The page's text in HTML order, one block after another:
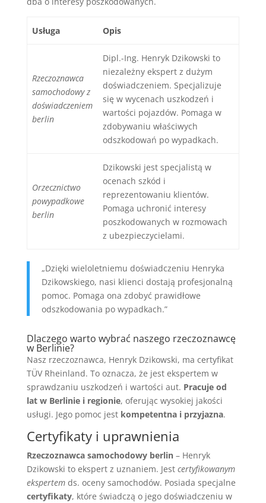
Usługa Opis
Rzeczoznawca
samochodowy z
doświadczeniem
berlin
Dipl.-Ing. Henryk Dzikowski to
niezależny ekspert z dużym
doświadczeniem. Specjalizuje
się w wycenach uszkodzeń i
wartości pojazdów. Pomaga w
zdobywaniu właściwych
odszkodowań po wypadkach.
Orzecznictwo
powypadkowe
berlin
Dzikowski jest specjalistą w
ocenach szkód i
reprezentowaniu klientów.
Pomaga uchronić interesy
poszkodowanych w rozmowach
z ubezpieczycielami.
„Dzięki wieloletniemu doświadczeniu Henryka
Dzikowskiego, nasi klienci dostają profesjonalną
pomoc. Pomaga ona zdobyć prawidłowe
odszkodowania po wypadkach.”
Dlaczego warto wybrać naszego rzeczoznawcę
w Berlinie?
Nasz rzeczoznawca, Henryk Dzikowski, ma certyfikat
TÜV Rheinland. To oznacza, że jest ekspertem w
sprawdzaniu uszkodzeń i wartości aut. Pracuje od
lat w Berlinie i regionie, oferując wysokiej jakości
usługi. Jego pomoc jest kompetentna i przyjazna.
Certyfikaty i uprawnienia
Rzeczoznawca samochodowy berlin– Henryk
Dzikowski to ekspert z uznaniem. Jest certyfikowanym
ekspertemds. oceny samochodów. Posiada specjalne
certyfikaty, które świadczą o jego doświadczeniu w